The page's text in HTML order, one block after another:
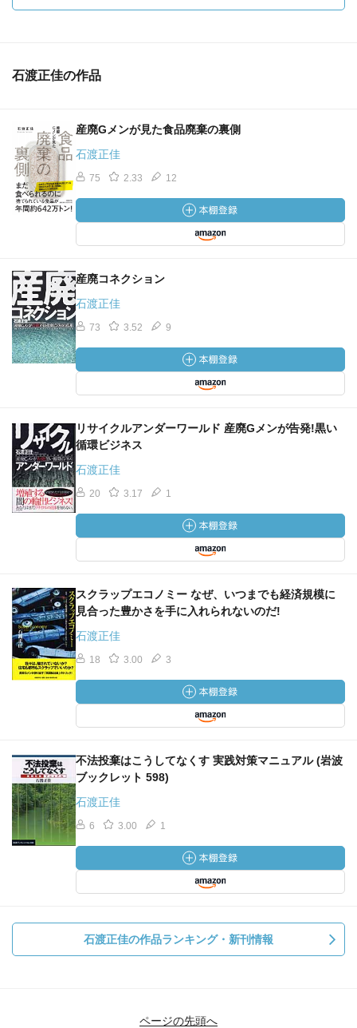
石渡正佳の作品
産廃Gメンが見た食品廃棄の裏側
石渡正佳
75 2.33 12
産廃コネクション
石渡正佳
73 3.52 9
リサイクルアンダーワールド 産廃Gメンが告発!黒い
循環ビジネス
石渡正佳
20 3.17 1
スクラップエコノミー なぜ、いつまでも経済規模に
見合った豊かさを手に入れられないのだ!
石渡正佳
18 3.00 3
不法投棄はこうしてなくす 実践対策マニュアル (岩波
ブックレット 598)
石渡正佳
6 3.00 1
石渡正佳の作品ランキング・新刊情報
ページの先頭へ